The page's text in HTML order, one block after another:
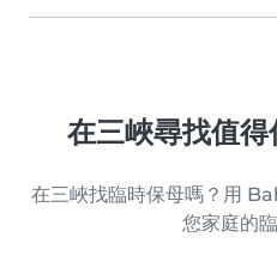
在三峽尋找值
在三峽找臨時保母嗎？用
您家庭的